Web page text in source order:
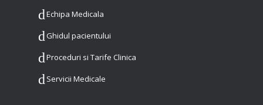
Echipa Medicala
Ghidul pacientului
Proceduri si Tarife Clinica
Servicii Medicale